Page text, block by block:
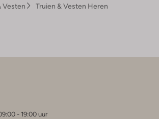
Vesten Truien & Vesten Heren
- 19:00 uur